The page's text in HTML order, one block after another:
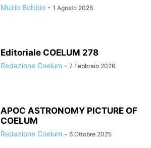
Muzio Bobbio - 1 Agosto 2026
Editoriale COELUM 278
Redazione Coelum - 7 Febbraio 2026
APOC ASTRONOMY PICTURE OF
COELUM
Redazione Coelum - 6 Ottobre 2025